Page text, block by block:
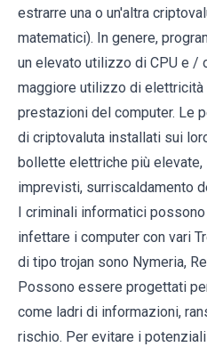
estrarre una o un'altra
matematici). In genere,
un elevato utilizzo di CPU e /
maggiore utilizzo di elettricità
prestazioni del computer. Le
di criptovaluta installati sui
bollette elettriche più
imprevisti, surriscaldamento
I criminali informatici
infettare i computer con vari
di tipo trojan sono Nymeria,
Possono essere progettati
come ladri di informazioni,
rischio. Per evitare i